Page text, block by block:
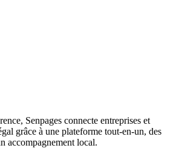
Senpages connecte entreprises et
grâce à une plateforme tout-en-un, des
accompagnement local.